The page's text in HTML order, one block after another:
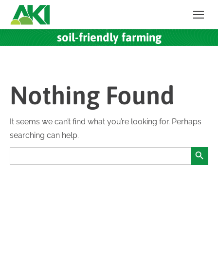
soil-friendly farming
Nothing Found
It seems we can’t find what you’re looking for. Perhaps
searching can help.
Search
Search Button